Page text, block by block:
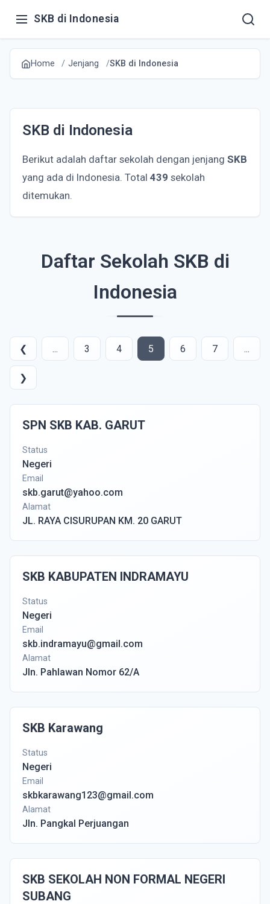
SKB di Indonesia
Home Jenjang SKB di Indonesia
SKB di Indonesia
Berikut adalah daftar sekolah dengan jenjang SKB
yang ada di Indonesia. Total 439 sekolah
ditemukan.
Daftar Sekolah SKB di
Indonesia
❮ ... 3 4 5 6 7 ...
❯
SPN SKB KAB. GARUT
Status
Negeri
Email
skb.garut@yahoo.com
Alamat
JL. RAYA CISURUPAN KM. 20 GARUT
SKB KABUPATEN INDRAMAYU
Status
Negeri
Email
skb.indramayu@gmail.com
Alamat
Jln. Pahlawan Nomor 62/A
SKB Karawang
Status
Negeri
Email
skbkarawang123@gmail.com
Alamat
Jln. Pangkal Perjuangan
SKB SEKOLAH NON FORMAL NEGERI
SUBANG